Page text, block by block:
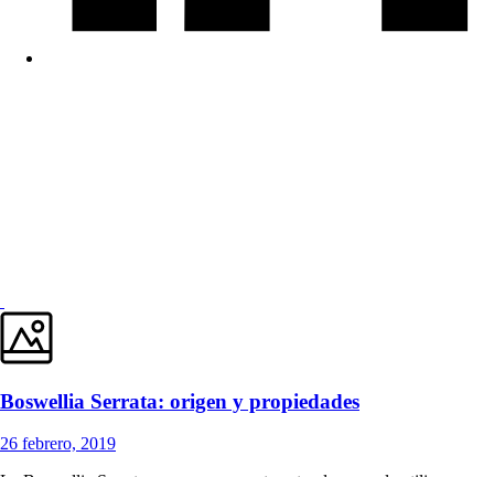
Boswellia Serrata: origen y propiedades
26 febrero, 2019